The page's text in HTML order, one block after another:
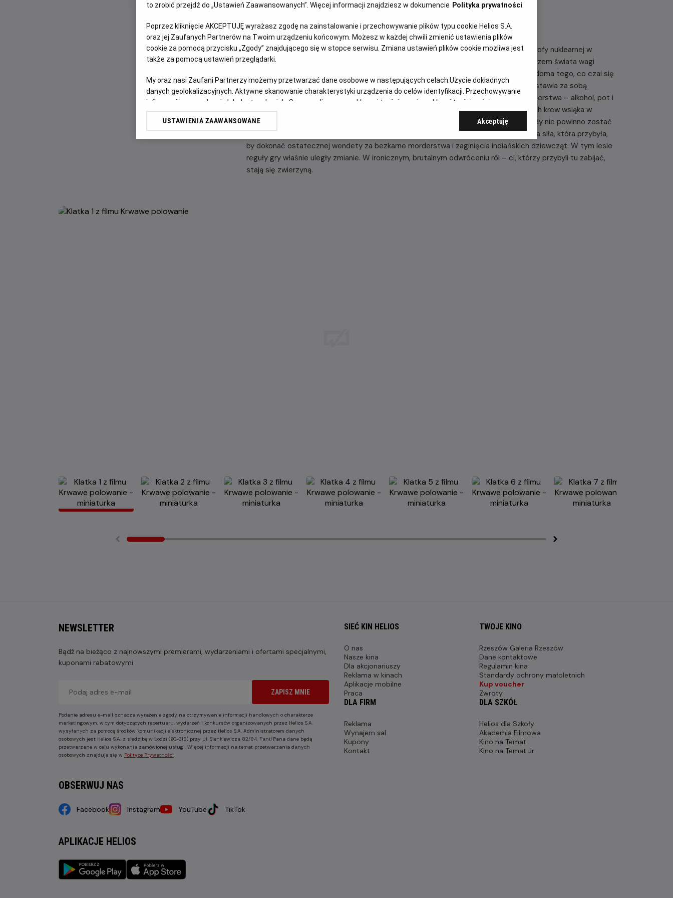
OPIS FILMU
Jest rok 1986. Świat pędzi ku krawędzi. W Czarnobylu dochodzi do najgorszej katastrofy nuklearnej w
historii, a 20-letni Mike Tyson brutalnie nokautuje rywali, zostając najmłodszym mistrzem świata wagi
ciężkiej. Ameryka żyje popkulturą i wielkimi akcjami charytatywnymi, zupełnie nieświadoma tego, co czai się
w jej mrocznym sercu Tymczasem w Michigan sześciu twardych kumpli z Detroit zostawia za sobą
fabryczny dym i rusza na głęboką północ. Cel: coroczny, święty rytuał męskiego braterstwa – alkohol, pot i
polowanie na jelenie w odciętym od świata obozie Jednak w tych starożytnych lasach krew wsiąka w
ziemię głębiej, niż mogłoby się wydawać. Przez przypadek myśliwi budzą coś, co nigdy nie powinno zostać
dotknięte. Ze snu powstaje potężny, krwawy duch rdzennych Amerykanów – prastara siła, która przybyła,
by dokonać ostatecznej wendety za bezkarne morderstwa i zaginięcia indiańskich dziewcząt. W tym lesie
reguły gry właśnie uległy zmianie. W ironicznym, brutalnym odwróceniu ról – ci, którzy przybyli tu zabijać,
stają się zwierzyną.
NEWSLETTER
Bądź na bieżąco z najnowszymi premierami, wydarzeniami i ofertami specjalnymi,
kuponami rabatowymi
ZAPISZ MNIE
Podanie adresu e-mail oznacza wyrażenie zgody na otrzymywanie informacji handlowych o charakterze
marketingowym, w tym dotyczących repertuaru, wydarzeń i konkursów organizowanych przez Helios S.A.
wysyłanych za pomocą środków komunikacji elektronicznej przez Helios S.A. Administratorem danych
osobowych jest Helios S.A. z siedzibą w Łodzi (90-318) przy ul. Sienkiewicza 82/84. Pani/Pana dane będą
przetwarzane w celu wykonania zamówionej usługi. Więcej informacji na temat przetwarzania danych
osobowych znajduje się w Polityce Prywatności.
OBSERWUJ NAS
Facebook Instagram YouTube TikTok
APLIKACJE HELIOS
SIEĆ KIN HELIOS
O nas
Nasze kina
Dla akcjonariuszy
Reklama w kinach
Aplikacje mobilne
Praca
TWOJE KINO
Rzeszów Galeria Rzeszów
Dane kontaktowe
Regulamin kina
Standardy ochrony małoletnich
Kup voucher
Zwroty
DLA FIRM
Reklama
Wynajem sal
Kupony
Kontakt
DLA SZKÓŁ
Helios dla Szkoły
Akademia Filmowa
Kino na Temat
Kino na Temat Jr
to zrobić przejdź do „Ustawień Zaawansowanych”. Więcej informacji znajdziesz w dokumencie Polityka prywatności
Poprzez kliknięcie AKCEPTUJĘ wyrażasz zgodę na zainstalowanie i przechowywanie plików typu cookie Helios S.A.
oraz jej Zaufanych Partnerów na Twoim urządzeniu końcowym. Możesz w każdej chwili zmienić ustawienia plików
cookie za pomocą przycisku „Zgody” znajdującego się w stopce serwisu. Zmiana ustawień plików cookie możliwa jest
także za pomocą ustawień przeglądarki.
My oraz nasi Zaufani Partnerzy możemy przetwarzać dane osobowe w następujących celach:Użycie dokładnych
danych geolokalizacyjnych. Aktywne skanowanie charakterystyki urządzenia do celów identyfikacji. Przechowywanie
informacji na urządzeniu lub dostęp do nich. Spersonalizowane reklamy i treści, pomiar reklam i treści, opinie
odbiorców i ulepszanie usług.
USTAWIENIA ZAAWANSOWANE Akceptuję